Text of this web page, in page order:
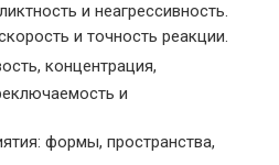
и неагрессивность.
и точность реакции.
концентрация,
и
формы, пространства,